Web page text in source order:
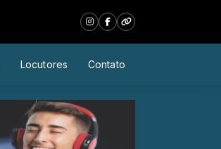
Locutores Contato